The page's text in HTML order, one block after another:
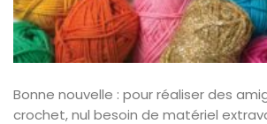
Bonne nouvelle : pour réaliser des
crochet, nul besoin de matériel